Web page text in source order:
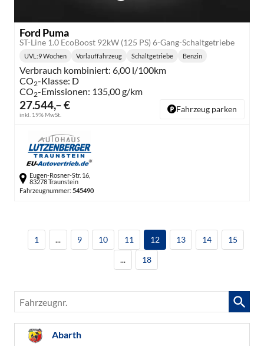
Ford Puma
ST-Line 1.0 EcoBoost 92kW (125 PS) 6-Gang-Schaltgetriebe
27.544,– €
inkl. 19% MwSt.
Lieferzeit:
UVL :9 Wochen Vorlauffahrzeug
Getriebe:
Schaltgetriebe
Kraftstoff:
Benzin
Verbrauch kombiniert: 6,00 l/100km
CO2-Klasse: D
CO2-Emissionen: 135,00 g/km
Fahrzeug parken
Eugen-Rosner-Str. 16,
83278 Traunstein
Fahrzeugnummer: 545490
1 ... 9 10 11 12 13 14
15
...
18
Fahrzeugnr.
Abarth